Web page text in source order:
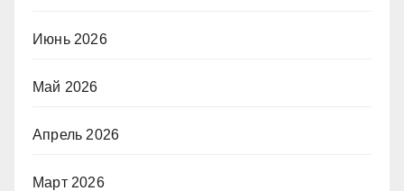
Июнь 2026
Май 2026
Апрель 2026
Март 2026